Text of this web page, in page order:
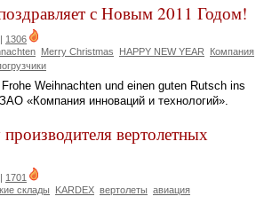
с Новым 2011 Годом!
1306
Merry Christmas HAPPY NEW YEAR
Компания
Weihnachten und einen guten Rutsch ins
«Компания инноваций и технологий».
вертолетных
| 1701
склады KARDEX вертолеты авиация